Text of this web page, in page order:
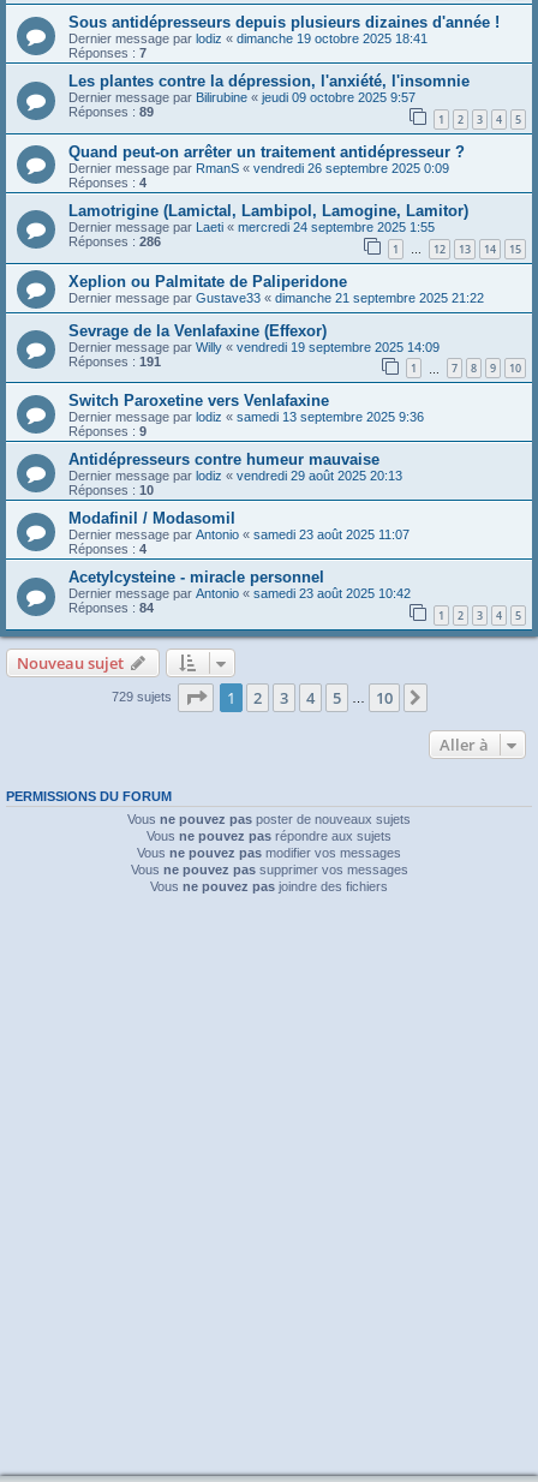
Sous antidépresseurs depuis plusieurs dizaines d'année !
Dernier message par lodiz « dimanche 19 octobre 2025 18:41
Réponses : 7
Les plantes contre la dépression, l'anxiété, l'insomnie
Dernier message par Bilirubine « jeudi 09 octobre 2025 9:57
Réponses : 89 1 2 3 4 5
Quand peut-on arrêter un traitement antidépresseur ?
Dernier message par RmanS « vendredi 26 septembre 2025 0:09
Réponses : 4
Lamotrigine (Lamictal, Lambipol, Lamogine, Lamitor)
Dernier message par Laeti « mercredi 24 septembre 2025 1:55
Réponses : 286 1 … 12 13 14 15
Xeplion ou Palmitate de Paliperidone
Dernier message par Gustave33 « dimanche 21 septembre 2025 21:22
Sevrage de la Venlafaxine (Effexor)
Dernier message par Willy « vendredi 19 septembre 2025 14:09
Réponses : 191 1 7 8 9 10
Switch Paroxetine vers Venlafaxine
Dernier message par lodiz « samedi 13 septembre 2025 9:36
Réponses : 9
Antidépresseurs contre humeur mauvaise
Dernier message par lodiz « vendredi 29 août 2025 20:13
Réponses : 10
Modafinil / Modasomil
Dernier message par Antonio « samedi 23 août 2025 11:07
Réponses : 4
Acetylcysteine - miracle personnel
Dernier message par Antonio « samedi 23 août 2025 10:42
Réponses : 84 1 2 3 4 5
Nouveau sujet
729 sujets Page 1sur10
1 2 3 4 5 10
Aller à
PERMISSIONS DU FORUM
Vous ne pouvez pas poster de nouveaux sujets
Vous ne pouvez pas répondre aux sujets
Vous ne pouvez pas modifier vos messages
Vous ne pouvez passupprimer vos messages
Vous ne pouvez pas joindre des fichiers